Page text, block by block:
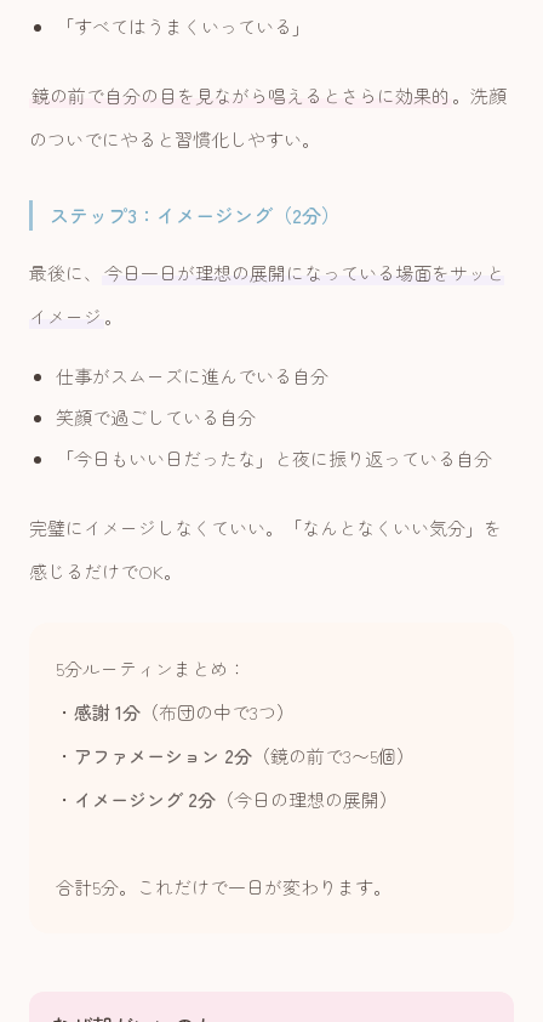
「すべてはうまくいっている」
鏡の前で自分の目を見ながら唱えるとさらに効果的 。洗顔
のついでにやると習慣化しやすい。
ステップ3：イメージング（2分）
最後に、 今日一日が理想の展開になっている場面をサッと
イメージ 。
仕事がスムーズに進んでいる自分
笑顔で過ごしている自分
「今日もいい日だったな」と夜に振り返っている自分
完璧にイメージしなくていい。「なんとなくいい気分」を
感じるだけでOK。
5分ルーティンまとめ：
・ 感謝 1分 （布団の中で3つ）
・ アファメーション 2分 （鏡の前で3〜5個）
・ イメージング 2分 （今日の理想の展開）
合計5分。これだけで一日が変わります。